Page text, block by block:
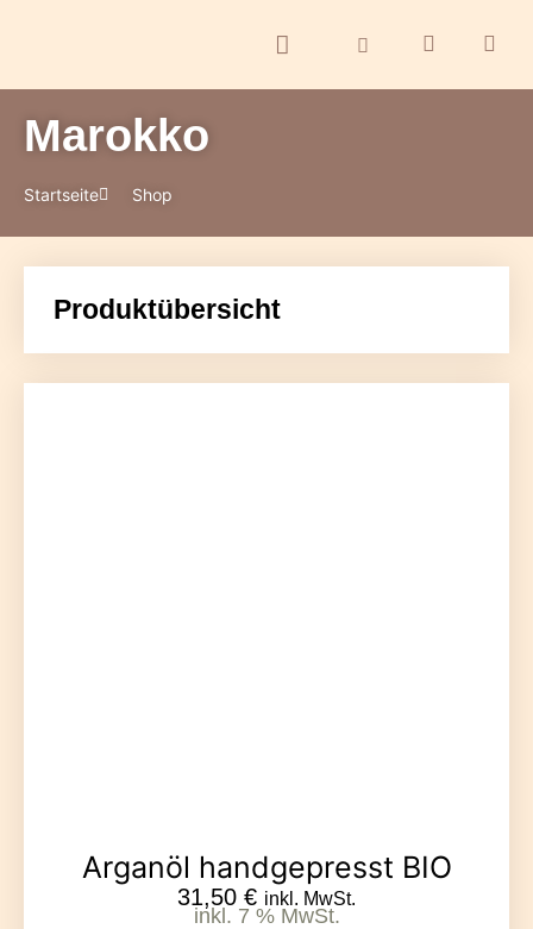
Marokko
Startseite Shop
Produktübersicht
Arganöl handgepresst BIO
31,50 € inkl. MwSt.
inkl. 7 % MwSt.